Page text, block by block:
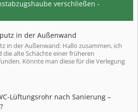
verschließen -
in der Außenwand
in der Außenwand: Hallo zusammen, ich
die alte Schächte einer früheren
Könnte man diese für die Verlegung
Lüftungsrohr nach Sanierung –